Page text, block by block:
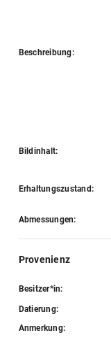
Beschreibung:
Bildinhalt:
Erhaltungszustand:
Abmessungen:
Provenienz
Besitzer*in:
Datierung:
Anmerkung: